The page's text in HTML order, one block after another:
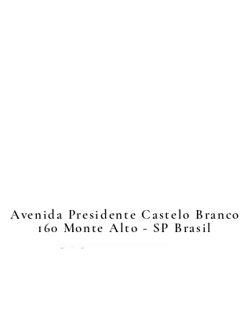
Avenida Presidente Castelo Branco
160 Monte Alto - SP Brasil